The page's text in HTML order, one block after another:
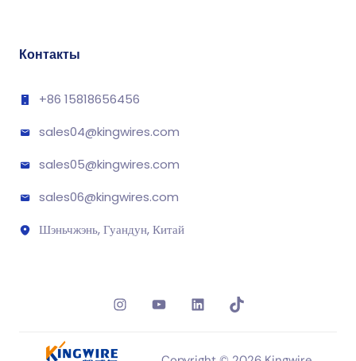
Контакты
+86 15818656456
sales04@kingwires.com
sales05@kingwires.com
sales06@kingwires.com
Шэньчжэнь, Гуандун, Китай
InstagramYouTubeLinkedInTikTok